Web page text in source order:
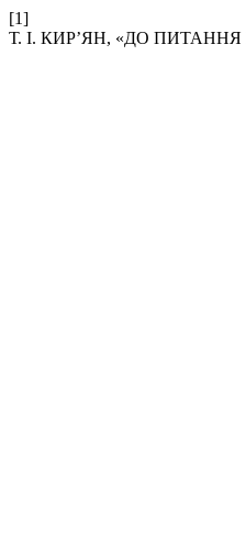
[1]
Т. І. КИР’ЯН, «ДО